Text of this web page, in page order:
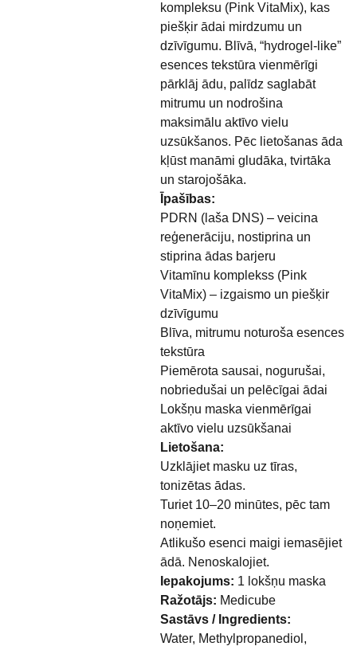
kompleksu (Pink VitaMix), kas
piešķir ādai mirdzumu un
dzīvīgumu. Blīvā, “hydrogel-like”
esences tekstūra vienmērīgi
pārklāj ādu, palīdz saglabāt
mitrumu un nodrošina
maksimālu aktīvo vielu
uzsūkšanos. Pēc lietošanas āda
kļūst manāmi gludāka, tvirtāka
un starojošāka.
Īpašības:
PDRN (laša DNS) – veicina
reģenerāciju, nostiprina un
stiprina ādas barjeru
Vitamīnu komplekss (Pink
VitaMix) – izgaismo un piešķir
dzīvīgumu
Blīva, mitrumu noturoša esences
tekstūra
Piemērota sausai, nogurušai,
nobriedušai un pelēcīgai ādai
Lokšņu maska vienmērīgai
aktīvo vielu uzsūkšanai
Lietošana:
Uzklājiet masku uz tīras,
tonizētas ādas.
Turiet 10–20 minūtes, pēc tam
noņemiet.
Atlikušo esenci maigi iemasējiet
ādā. Nenoskalojiet.
Iepakojums: 1 lokšņu maska
Ražotājs: Medicube
Sastāvs / Ingredients:
Water, Methylpropanediol,